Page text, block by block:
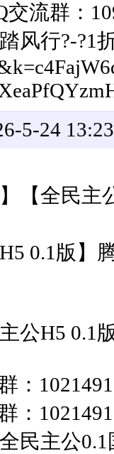
交流群：
风行?-?1
5-24
【全民
0.1版】
公H5 0.1
：
：
民主公